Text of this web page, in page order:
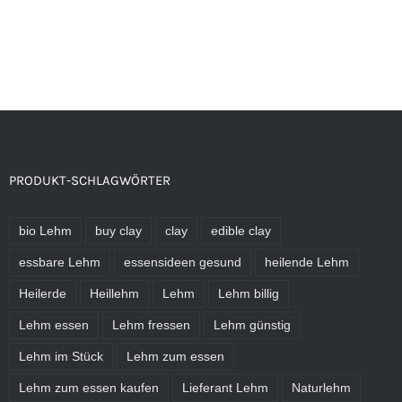
PRODUKT-SCHLAGWÖRTER
bio Lehm buy clay clay edible clay
essbare Lehm essensideen gesund heilende Lehm
Heilerde Heillehm Lehm Lehm billig
Lehm essen Lehm fressen Lehm günstig
Lehm im Stück Lehm zum essen
Lehm zum essen kaufen Lieferant Lehm Naturlehm